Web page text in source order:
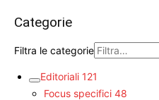
Categorie
Filtra le categorie
Editoriali 121
Focus specifici 48